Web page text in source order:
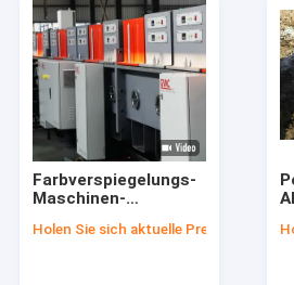
Fordern Sie ein Zitat
RTP-Linie
RTP-Rohr-Fertigungsstraße
Gewölbte Rohrfertigungsstraße
Farbverspiegelungs-
Maschinen-
2540*3660 Millimeter
Holen Sie sich aktuelle Preis